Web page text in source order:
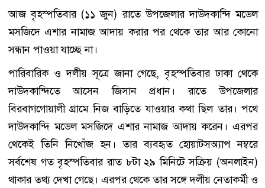
আজ বৃহস্পতিবার (১১ জুন) রাতে উপজেলার দাউদকান্দি মডেল
মসজিদে এশার নামাজ আদায় করার পর থেকে তার আর কোনো
সন্ধান পাওয়া যাচ্ছে না।
পারিবারিক ও দলীয় সূত্রে জানা গেছে, বৃহস্পতিবার ঢাকা থেকে
দাউদকান্দিতে আসেন জিসান প্রধান। রাতে উপজেলার
বিরবাগগোয়ালী গ্রামে নিজ বাড়িতে যাওয়ার কথা ছিল তার। পথে
দাউদকান্দি মডেল মসজিদে এশার নামাজ আদায় করেন। এরপর
থেকেই তিনি নিখোঁজ হন। তার ব্যবহৃত হোয়াটসঅ্যাপ নম্বরে
সর্বশেষ গত বৃহস্পতিবার রাত ৮টা ২৯ মিনিটে সক্রিয় (অনলাইন)
থাকার তথ্য দেখা গেছে। এরপর থেকে তার সঙ্গে দলীয় নেতাকর্মী ও